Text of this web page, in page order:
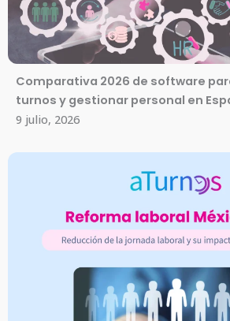
Comparativa 2026 de software
turnos y gestionar personal en
9 julio, 2026